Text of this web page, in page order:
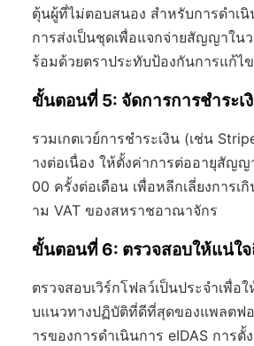
ตุ้นผู้ที่ไม่ตอบสนอง สำหรับการดำเ
การส่งเป็นชุดเพื่อแจกจ่ายสัญญาใน
ร้อมด้วยตราประทับป้องกันการแก้ไ
ขั้นตอนที่ 5: จัดการการชำระ
รวมเกตเวย์การชำระเงิน (เช่น
างต่อเนื่อง ให้ตั้งค่าการต่ออายุสัญ
00 ครั้งต่อเดือน เพื่อหลีกเลี่ยงการ
าม VAT ของสหราชอาณาจักร
ขั้นตอนที่ 6: ตรวจสอบให้แน่ใ
ตรวจสอบเวิร์กโฟลว์เป็นประจำเพื่
บแนวทางปฏิบัติที่ดีที่สุดของแพลตฟอ
ารของการดำเนินการ eIDAS การ